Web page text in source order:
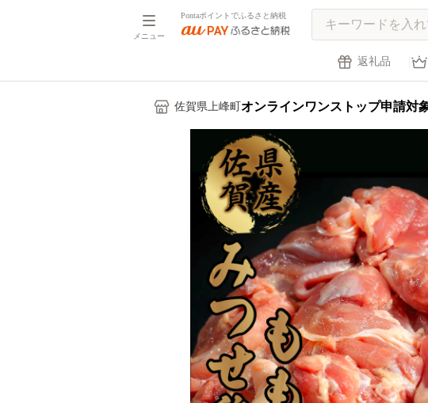
メニュー
Pontaポイントでふるさと納税
返礼品
佐賀県上峰町 オンラインワンストップ申請対